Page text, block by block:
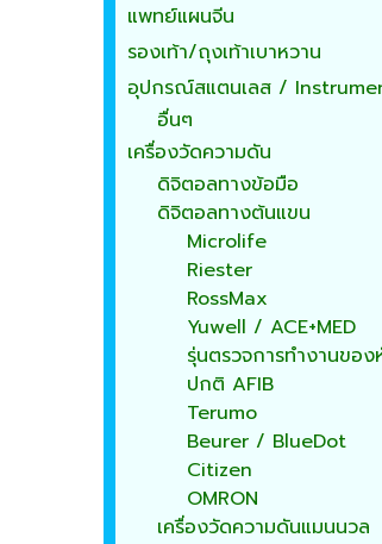
แพทย์แผนจีน
รองเท้า/ถุงเท้าเบาหวาน
อุปกรณ์สแตนเลส /
อื่นๆ
เครื่องวัดความดัน
ดิจิตอลทางข้อมือ
ดิจิตอลทางต้นแขน
Microlife
Riester
RossMax
Yuwell / ACE+MED
รุ่นตรวจการทำงานของ
ปกติ AFIB
Terumo
Beurer / BlueDot
Citizen
OMRON
เครื่องวัดความดันแมนนวล